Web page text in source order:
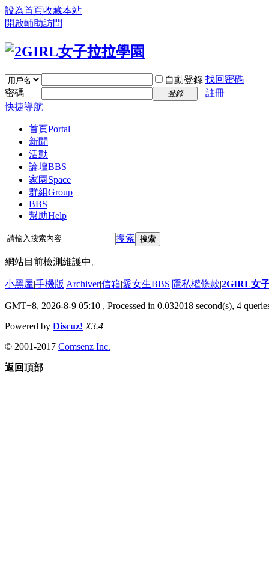
設為首頁收藏本站
開啟輔助訪問
自動登錄 找回密碼
密碼
登錄
註冊
快捷導航
首頁Portal
新聞
活動
論壇BBS
家園 Space
群組Group
BBS
幫助Help
搜索 搜索
網站目前檢測維護中。
小黑屋|手機版|Archiver|信箱|愛女生BBS|隱私權條款|2GIRL女
GMT+8, 2026-8-9 05:10 , Processed in 0.032018 second(s), 4
Powered by Discuz! X3.4
© 2001-2017 Comsenz Inc.
返回頂部